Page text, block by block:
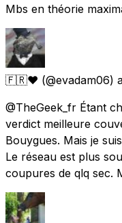
Mbs en théorie
🇫🇷❤️ (@evadam06)
@TheGeek_fr Étant
verdict meilleure
Bouygues. Mais je
Le réseau est plus
coupures de qlq sec.